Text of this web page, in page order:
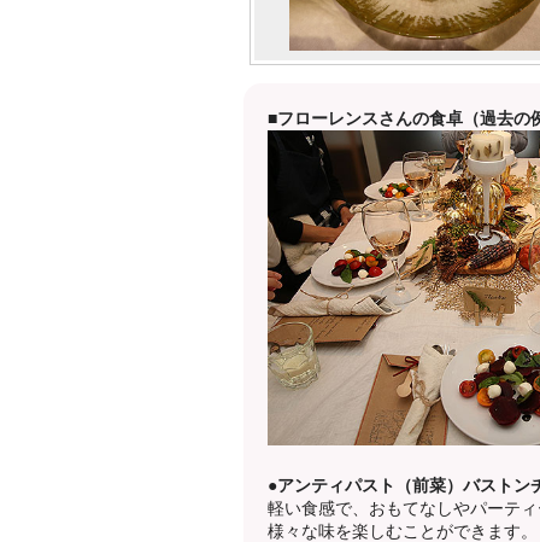
■フローレンスさんの食卓（過去の
●アンティパスト（前菜）バスト
軽い食感で、おもてなしやパーテ
様々な味を楽しむことができます。